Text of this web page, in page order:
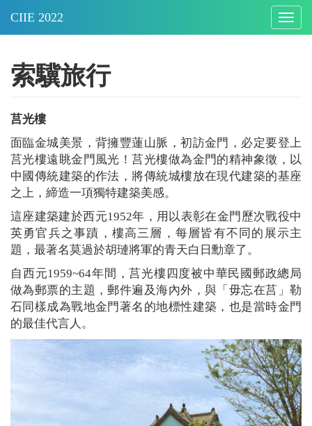
索驥旅行
莒光樓
面臨金城美景，背擁豐蓮山脈，初訪金門，必定要登上
莒光樓遠眺金門風光！莒光樓做為金門的精神象徵，以
中國傳統建築的作法，將傳統城樓放在現代建築的基座
之上，締造一項獨特建築美感。
這座建築建於西元1952年，用以表彰在金門歷次戰役中
英勇官兵之事蹟，樓高三層，每層皆有不同的展示主
題，最著名莫過於胡璉將軍的青天白日勳章了。
自西元1959~64年間，莒光樓四度被中華民國郵政總局
做為郵票的主題，郵件遍及海內外，與「毋忘在莒」勒
石同樣成為戰地金門著名的地標性建築，也是當時金門
的最佳代言人。